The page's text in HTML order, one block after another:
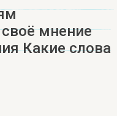
мнение
Какие слова